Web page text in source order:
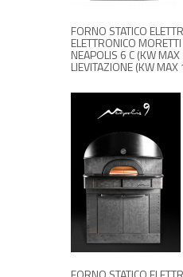
FORNO STATICO
ELETTRONICO
NEAPOLIS 6 C (KW
LIEVITAZIONE (KW MAX
RICHIEDI